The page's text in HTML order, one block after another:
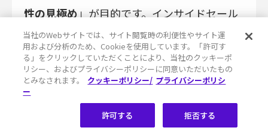
性の見極め 」が目的です。インサイドセール
スでは商品の知識を顧客にアピールし、顧客
の商品への理解を深めます。また、顧客の課
題感をヒアリングし、提供できるソリューシ
ョンがないかを探ります。
当社のWebサイトでは、サイト閲覧時の利便性やサイト運
用および分析のため、Cookieを使用しています。「許可す
る」をクリックしていただくことにより、当社のクッキーポ
リシー、およびプライバシーポリシーに同意いただいたもの
とみなされます。
クッキーポリシー/ プライバシーポリシ
ー
拒否する
許可する